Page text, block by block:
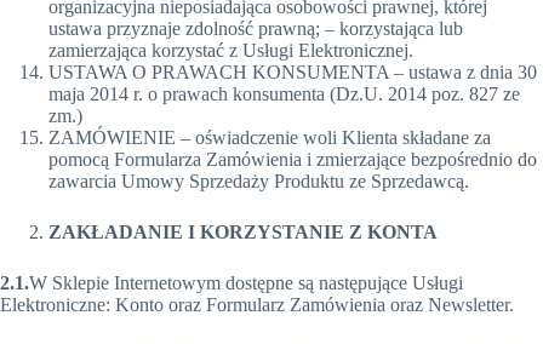
organizacyjna nieposiadająca osobowości prawnej, której
ustawa przyznaje zdolność prawną; – korzystająca lub
zamierzająca korzystać z Usługi Elektronicznej.
USTAWA O PRAWACH KONSUMENTA – ustawa z dnia 30
maja 2014 r. o prawach konsumenta (Dz.U. 2014 poz. 827 ze
zm.)
ZAMÓWIENIE – oświadczenie woli Klienta składane za
pomocą Formularza Zamówienia i zmierzające bezpośrednio do
zawarcia Umowy Sprzedaży Produktu ze Sprzedawcą.
ZAKŁADANIE I KORZYSTANIE Z KONTA
2.1.W Sklepie Internetowym dostępne są następujące Usługi
Elektroniczne: Konto oraz Formularz Zamówienia oraz Newsletter.